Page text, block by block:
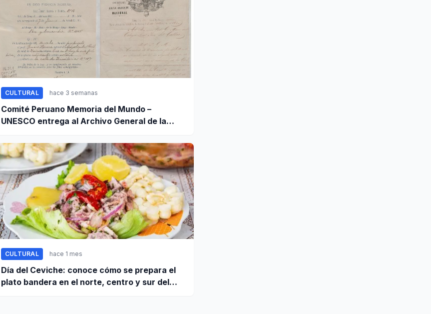
CULTURAL hace 3 semanas
Comité Peruano Memoria del Mundo –
UNESCO entrega al Archivo General de la
patrimonios documentales
CULTURAL hace 1 mes
Día del Ceviche: conoce cómo se prepara el
plato bandera en el norte, centro y sur del